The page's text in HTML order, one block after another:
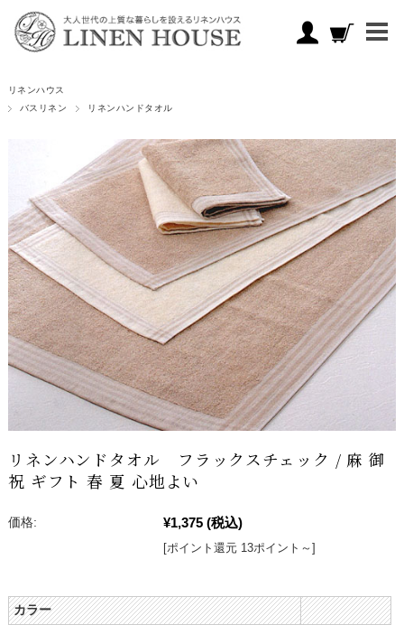
リネンハウス
バスリネン
リネンハンドタオル
リネンハンドタオル フラックスチェック / 麻 御
祝 ギフト 春 夏 心地よい
価格: ¥1,375 (税込)
[ポイント還元 13ポイント～]
カラー